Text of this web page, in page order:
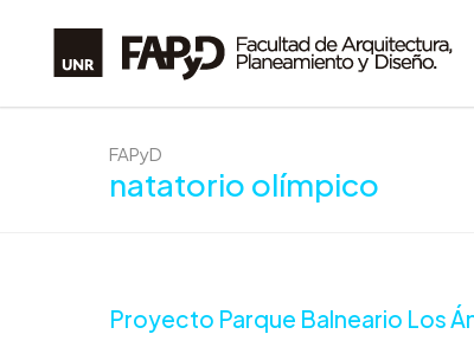
FAPyD
natatorio olímpico
Proyecto Parque Balneario Los